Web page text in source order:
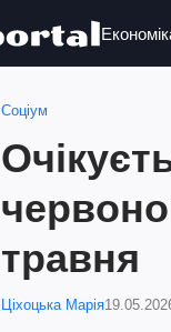
Соціум
травня
Ціхоцька Марія